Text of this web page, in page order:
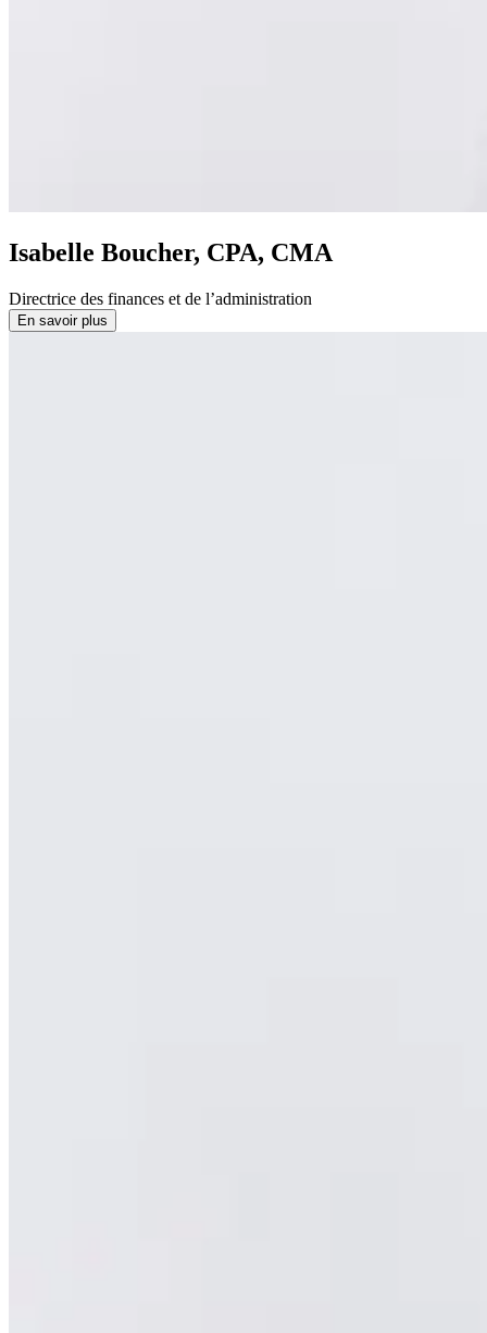
Isabelle Boucher, CPA, CMA
Directrice des finances et de l’administration
En savoir plus